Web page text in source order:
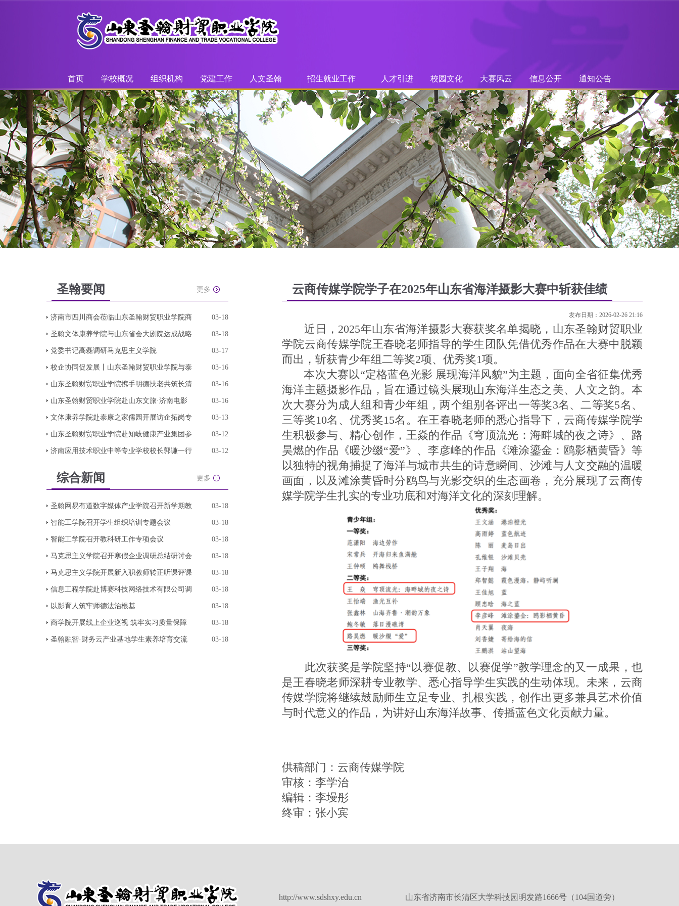
首页 学校概况 组织机构 党建工作 人文圣翰 招生就业工作 人才引进 校园文化 大赛风云 信息公开 通知公告
圣翰要闻 更多
济南市四川商会莅临山东圣翰财贸职业学院商 03-18
圣翰文体康养学院与山东省会大剧院达成战略 03-18
党委书记高磊调研马克思主义学院 03-17
校企协同促发展丨山东圣翰财贸职业学院与泰 03-16
山东圣翰财贸职业学院携手明德扶老共筑长清 03-16
山东圣翰财贸职业学院赴山东文旅·济南电影 03-16
文体康养学院赴泰康之家儒园开展访企拓岗专 03-13
山东圣翰财贸职业学院赴知岐健康产业集团参 03-12
济南应用技术职业中等专业学校校长郭谦一行 03-12
综合新闻 更多
圣翰网易有道数字媒体产业学院召开新学期教 03-18
智能工学院召开学生组织培训专题会议 03-18
智能工学院召开教科研工作专项会议 03-18
马克思主义学院召开寒假企业调研总结研讨会 03-18
马克思主义学院开展新入职教师转正听课评课 03-18
信息工程学院赴博赛科技网络技术有限公司调 03-18
以影育人筑牢师德法治根基 03-18
商学院开展线上企业巡视 筑牢实习质量保障 03-18
圣翰融智·财务云产业基地学生素养培育交流 03-18
云商传媒学院学子在2025年山东省海洋摄影大赛中斩获佳绩
发布日期：2026-02-26 21:16
近日，2025年山东省海洋摄影大赛获奖名单揭晓，山东圣翰财贸职业
学院云商传媒学院王春晓老师指导的学生团队凭借优秀作品在大赛中脱颖
而出，斩获青少年组二等奖2项、优秀奖1项。
本次大赛以“定格蓝色光影 展现海洋风貌”为主题，面向全省征集优秀
海洋主题摄影作品，旨在通过镜头展现山东海洋生态之美、人文之韵。本
次大赛分为成人组和青少年组，两个组别各评出一等奖3名、二等奖5名、
三等奖10名、优秀奖15名。在王春晓老师的悉心指导下，云商传媒学院学
生积极参与、精心创作，王焱的作品《穹顶流光：海畔城的夜之诗》、路
昊燃的作品《暖沙缀“爱”》、李彦峰的作品《滩涂鎏金：鸥影栖黄昏》等
以独特的视角捕捉了海洋与城市共生的诗意瞬间、沙滩与人文交融的温暖
画面，以及滩涂黄昏时分鸥鸟与光影交织的生态画卷，充分展现了云商传
媒学院学生扎实的专业功底和对海洋文化的深刻理解。
此次获奖是学院坚持“以赛促教、以赛促学”教学理念的又一成果，也
是王春晓老师深耕专业教学、悉心指导学生实践的生动体现。未来，云商
传媒学院将继续鼓励师生立足专业、扎根实践，创作出更多兼具艺术价值
与时代意义的作品，为讲好山东海洋故事、传播蓝色文化贡献力量。
供稿部门：云商传媒学院
审核：李学治
编辑：李墁彤
终审：张小宾
http://www.sdshxy.edu.cn 山东省济南市长清区大学科技园明发路1666号（104国道旁）